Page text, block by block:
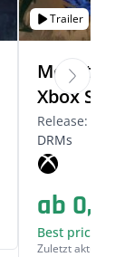
Trailer
Monster
Xbox
Release: 19.
DRMs
ab 0,99
Best price
Zuletzt